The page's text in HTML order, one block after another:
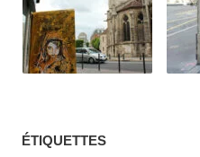
ÉTIQUETTES